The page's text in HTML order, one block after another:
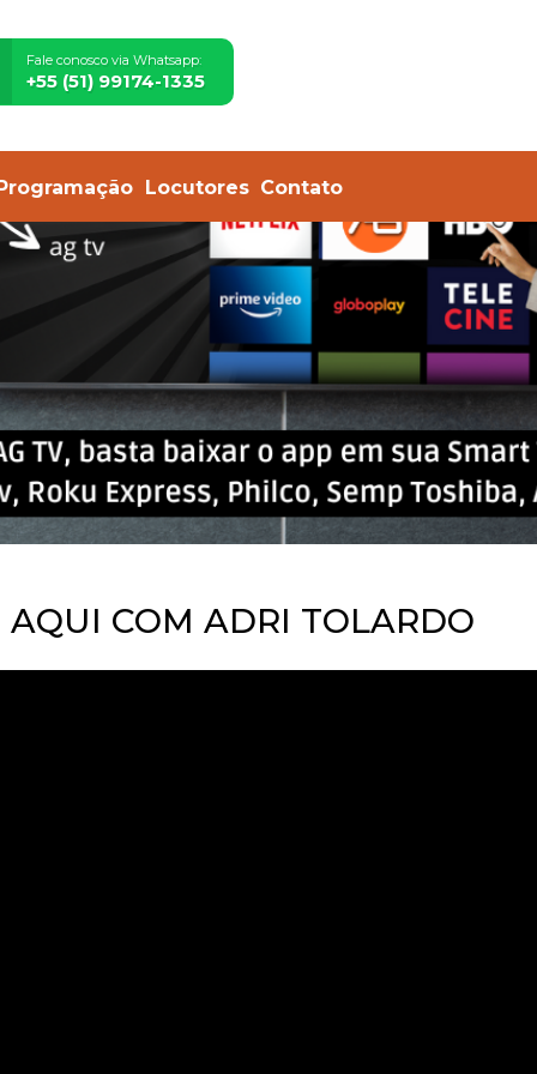
Fale conosco via Whatsapp:
+55 (51) 99174-1335
Locutores Contato
AQUI COM ADRI TOLARDO